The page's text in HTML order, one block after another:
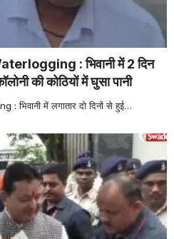
: भिवानी में 2 दिन
की कोठियों में घुसा पानी
में लगातार दो दिनों से हुई…